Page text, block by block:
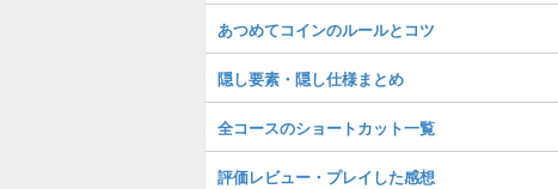
あつめてコインのルールとコツ
隠し要素・隠し仕様まとめ
全コースのショートカット一覧
評価レビュー・プレイした感想